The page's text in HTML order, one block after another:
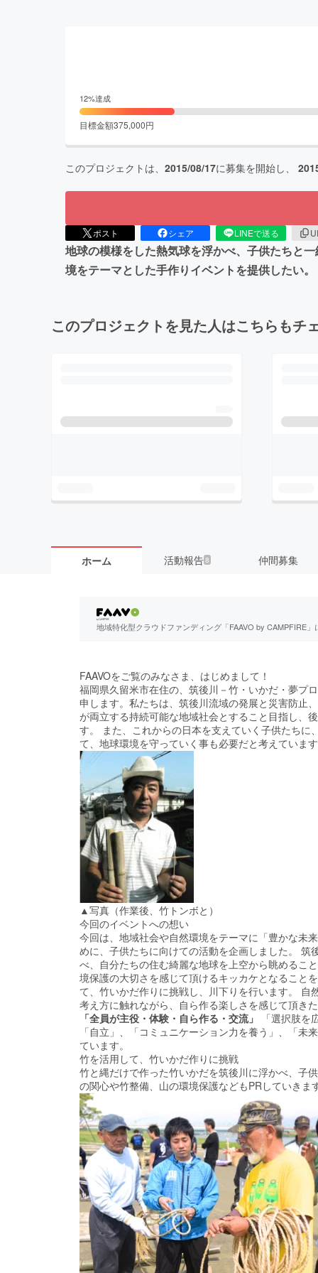
12%達成
目標金額375,000円
このプロジェクトは、 2015/08/17に募集を開始し、
ポスト シェア LINEで送る
地球の模様をした熱気球を浮かべ、子供たちと
境をテーマとした手作りイベントを提供したい。
このプロジェクトを見た人はこちらもチ
ホーム 活動報告8 仲間募集
地域特化型クラウドファンディング「FAAVO by CAMPFIRE
FAAVOをご覧のみなさま、はじめまして！
福岡県久留米市在住の、筑後川－竹・いかだ・夢
申します。私たちは、筑後川流域の発展と災害防止
が両立する持続可能な地域社会とすること目指し、
す。 また、これからの日本を支えていく子供たち
て、地球環境を守っていく事も必要だと考えていま
▲写真（作業後、竹トンボと）
今回のイベントへの想い
今回は、地域社会や自然環境をテーマに「豊かな未
めに、子供たちに向けての活動を企画しました。
べ、自分たちの住む綺麗な地球を上空から眺めるこ
境保護の大切さを感じて頂けるキッカケとなること
て、竹いかだ作りに挑戦し、川下りを行います。
考え方に触れながら、自ら作る楽しさを感じて頂き
「全員が主役・体験・自ら作る・交流」
「選択肢を
「自立」、「コミュニケーション力を養う」、「
ています。
竹を活用して、竹いかだ作りに挑戦
竹と縄だけで作った竹いかだを筑後川に浮かべ、子
の関心や竹整備、山の環境保護などもPRしていきま